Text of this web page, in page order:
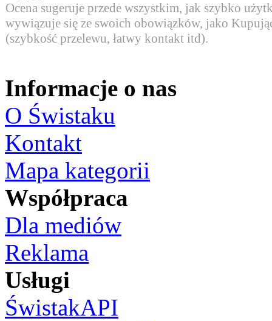
Ocena sugeruje przede wszystkim, jak szybko
wywiązuje się ze swoich obowiązków, jako
(szybkość przelewu, łatwy kontakt itd).
Informacje o nas
O Świstaku
Kontakt
Mapa kategorii
Współpraca
Dla mediów
Reklama
Usługi
ŚwistakAPI